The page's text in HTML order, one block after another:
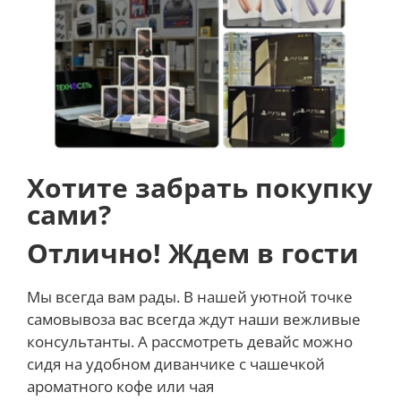
высокопроизводительного медиа-движка. И
продолжайте работать или играть — весь день и
всю ночь с временем автономной работы до 18
часов.
Больше скорости для всех
ваших приложений
Все ваши приложения для работы в macOS
работают молниеносно, включая Microsoft 365 и
многие из ваших любимых приложений для iOS. А
благодаря более чем 10 000 приложениям и
плагинам, оптимизированным для Apple silicon,
ваше творческое будущее не имеет границ.
Творите, сколько душе угодно
Хотите забрать покупку
сами?
Отлично! Ждем в гости
Мы всегда вам рады. В нашей уютной точке
самовывоза вас всегда ждут наши вежливые
консультанты. А рассмотреть девайс можно
сидя на удобном диванчике с чашечкой
ароматного кофе или чая